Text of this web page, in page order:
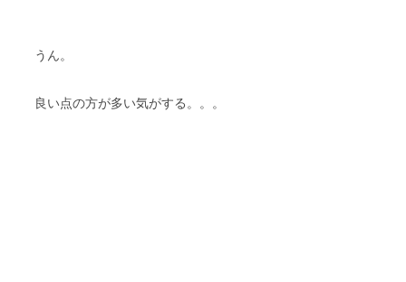
うん。
良い点の方が多い気がする。。。